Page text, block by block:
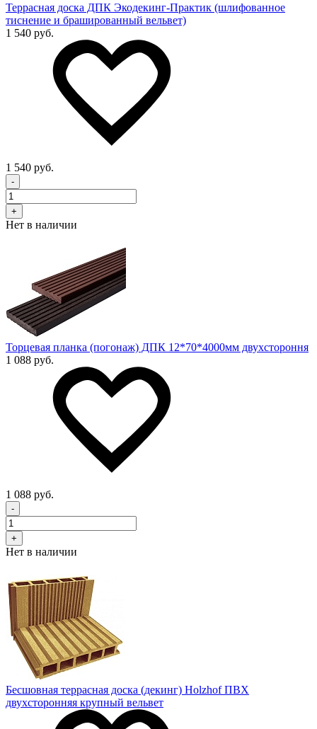
Террасная доска ДПК Экодекинг-Практик (шлифованное
тиснение и брашированный вельвет)
1 540 руб.
1 540 руб.
-
+
Нет в наличии
Торцевая планка (погонаж) ДПК 12*70*4000мм двухстороння
1 088 руб.
1 088 руб.
-
+
Нет в наличии
Бесшовная террасная доска (декинг) Holzhof ПВХ
двухсторонняя крупный вельвет